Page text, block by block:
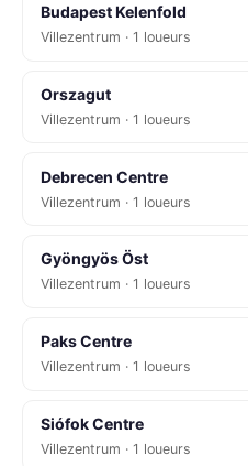
Budapest Kelenfold
Villezentrum · 1 loueurs
Orszagut
Villezentrum · 1 loueurs
Debrecen Centre
Villezentrum · 1 loueurs
Gyöngyös Öst
Villezentrum · 1 loueurs
Paks Centre
Villezentrum · 1 loueurs
Siófok Centre
Villezentrum · 1 loueurs